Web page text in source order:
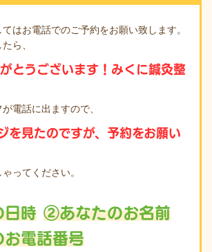
はお電話でのご予約をお願い致します。
ら、
がとうございます！みくに鍼灸整
電話に出ますので、
を見たのですが、予約をお願い
ってください。
時 ②あなたのお名前
電話番号